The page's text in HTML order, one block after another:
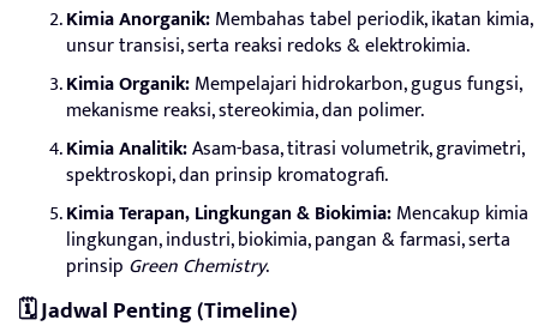
Kimia Anorganik:Membahas tabel periodik, ikatan kimia,
unsur transisi, serta reaksi redoks & elektrokimia.
Kimia Organik:Mempelajari hidrokarbon, gugus fungsi,
mekanisme reaksi, stereokimia, dan polimer.
Kimia Analitik:Asam-basa, titrasi volumetrik, gravimetri,
spektroskopi, dan prinsip kromatografi.
Kimia Terapan, Lingkungan & Biokimia:Mencakup kimia
lingkungan, industri, biokimia, pangan & farmasi, serta
prinsip Green Chemistry.
🗓️ Jadwal Penting (Timeline)